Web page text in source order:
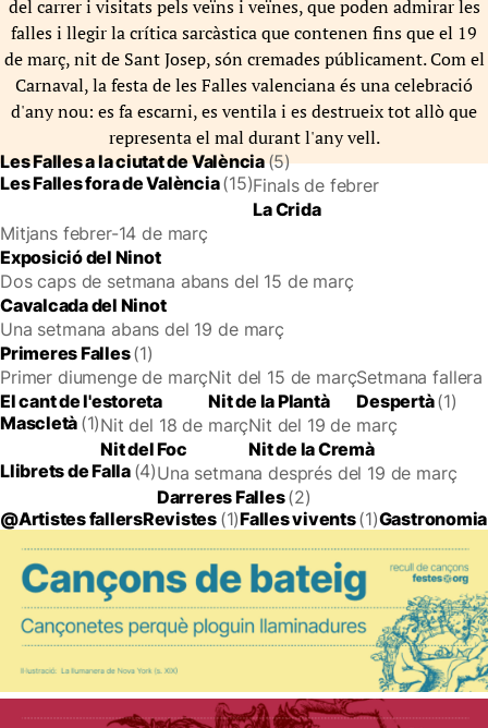
del carrer i visitats pels veïns i veïnes, que poden admirar les
falles i llegir la crítica sarcàstica que contenen fins que el 19
de març, nit de Sant Josep, són cremades públicament. Com el
Carnaval, la festa de les Falles valenciana és una celebració
d'any nou: es fa escarni, es ventila i es destrueix tot allò que
representa el mal durant l'any vell.
Les Falles a la ciutat de València(5)
Les Falles fora de València(15)Finals de febrer
La Crida
Mitjans febrer-14 de març
Exposició del Ninot
Dos caps de setmana abans del 15 de març
Cavalcada del Ninot
Una setmana abans del 19 de març
Primeres Falles(1)
Primer diumenge de març
El cant de l'estoreta
Nit del 15 de març
Nit de la Plantà
Setmana fallera
Despertà(1)
Mascletà (1)Nit del 18 de març
Nit del Foc
Nit del 19 de març
Nit de la Cremà
Llibrets de Falla (4)Una setmana després del 19 de març
Darreres Falles(2)
@Artistes fallersRevistes (1)Falles vivents(1)Gastronomia